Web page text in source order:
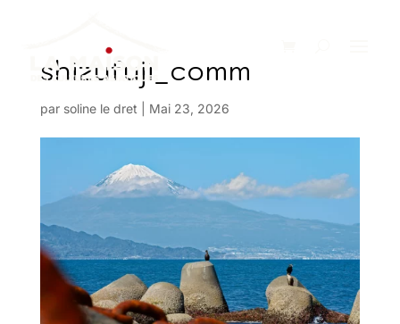
shizufuji_comm
par soline le dret Mai 23, 2026